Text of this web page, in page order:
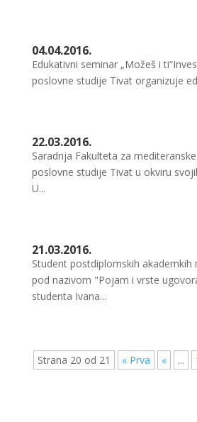
04.04.2016.
Edukativni seminar „Možeš i
poslovne studije Tivat organizuje
22.03.2016.
Saradnja Fakulteta za
poslovne studije Tivat u okviru
U...
21.03.2016.
Student postdiplomskih
pod nazivom "Pojam i vrste
studenta Ivana...
Strana 20 od 21 « Prva « ...